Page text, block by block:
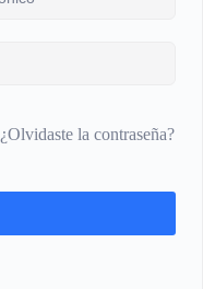
¿Olvidaste la contraseña?